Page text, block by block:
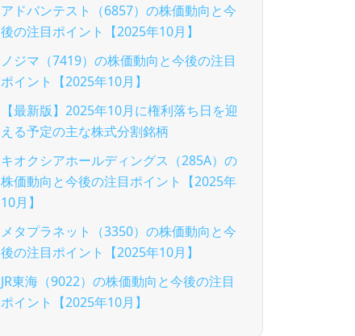
アドバンテスト（6857）の株価動向と今
後の注目ポイント【2025年10月】
ノジマ（7419）の株価動向と今後の注目
ポイント【2025年10月】
【最新版】2025年10月に権利落ち日を迎
える予定の主な株式分割銘柄
キオクシアホールディングス（285A）の
株価動向と今後の注目ポイント【2025年
10月】
メタプラネット（3350）の株価動向と今
後の注目ポイント【2025年10月】
JR東海（9022）の株価動向と今後の注目
ポイント【2025年10月】